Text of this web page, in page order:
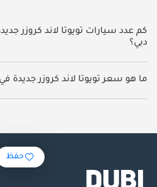
كم عدد سيارات تويوتا لاند كروزر
دبي؟
1,485 سيارة تويوتا لاند كروزر جديدة متوفرة للبيع في دبي.
ما هو سعر تويوتا لاند كروزر جديدة
يبدأ سعر سيارة تويوتا لاند كروزر جديدة في
حفظ